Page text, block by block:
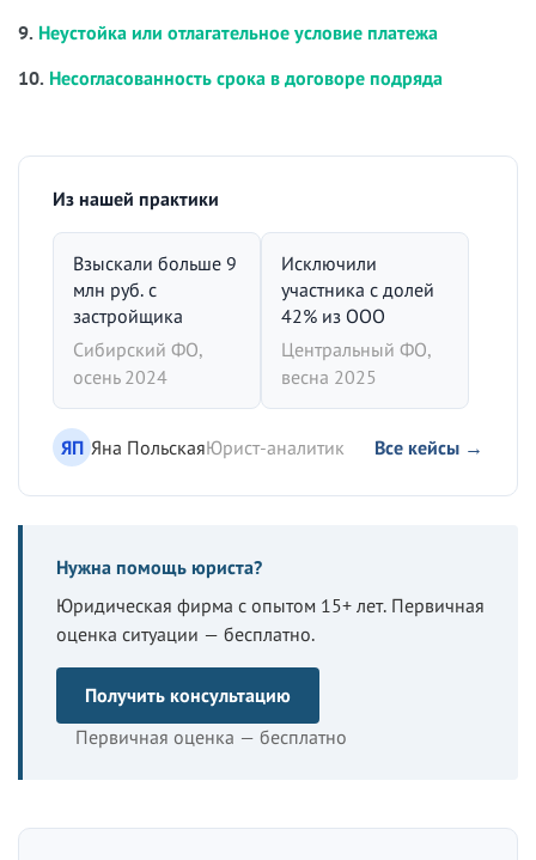
9. Неустойка или отлагательное условие платежа
10. Несогласованность срока в договоре подряда
Из нашей практики
Взыскали больше 9
млн руб. с
застройщика
Сибирский ФО,
осень 2024
Исключили
участника с долей
42% из ООО
Центральный ФО,
весна 2025
ЯП Яна ПольскаяЮрист-аналитик Все кейсы →
Нужна помощь юриста?
Юридическая фирма с опытом 15+ лет. Первичная
оценка ситуации — бесплатно.
Получить консультацию
Первичная оценка — бесплатно